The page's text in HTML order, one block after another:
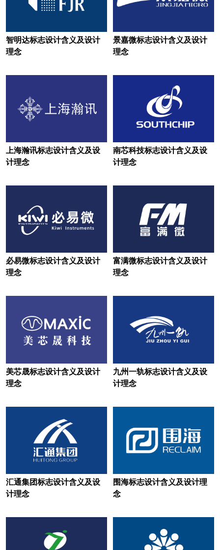
理工大学logo设计 联赛logo设计
沐浴露logo设计
门窗logo设计 马车标logo设计
摩托车logo设计 米logo设计
名表logo设计 民宿logo设计
面馆logo设计 麻辣烫logo设计
媒体logo设计
美术培训logo设计 美术馆logo设计
能源logo设计
农商银行logo设计
农业科学院logo设计
披萨logo设计 葡萄酒logo设计
啤酒logo设计 皮卡车logo设计
培训机构logo设计 巧克力logo设计
清洁logo设计 汽车零部件logo设计
汽车logo设计 企业logo设计
乳制品logo设计
智明达标志设计含义及设计
理念
景嘉微标志设计含义及设计
理念
上海瀚讯标志设计含义及设
计理念
南芯科技标志设计含义及设
计理念
必易微标志设计含义及设计
理念
富满微标志设计含义及设计
理念
美芯晟标志设计含义及设计
理念
九州一轨标志设计含义及设
计理念
汇通集团标志设计含义及设
计理念
围海标志设计含义及设计理
念